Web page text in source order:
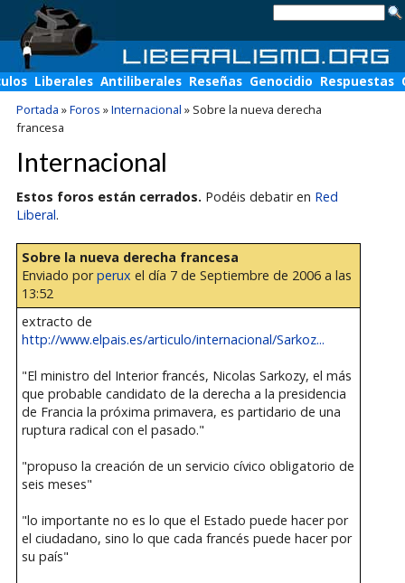
Liberales Antiliberales Reseñas Genocidio Respuestas
Portada »Foros »Internacional » Sobre la nueva derecha
francesa
Internacional
Estos foros están cerrados. Podéis debatir en Red
Liberal.
Sobre la nueva derecha francesa
Enviado porperux el día 7 de Septiembre de 2006 a las
13:52
extracto de
http://www.elpais.es/articulo/internacional/Sarkoz...
"El ministro del Interior francés, Nicolas Sarkozy, el más
que probable candidato de la derecha a la presidencia
de Francia la próxima primavera, es partidario de una
ruptura radical con el pasado."
"propuso la creación de un servicio cívico obligatorio de
seis meses"
"lo importante no es lo que el Estado puede hacer por
el ciudadano, sino lo que cada francés puede hacer por
su país"